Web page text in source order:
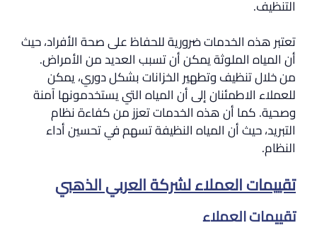
التنظيف.
تعتبر هذه الخدمات ضرورية للحفاظ على صحة الأفراد، حيث
أن المياه الملوثة يمكن أن تسبب العديد من الأمراض.
من خلال تنظيف وتطهير الخزانات بشكل دوري، يمكن
للعملاء الاطمئنان إلى أن المياه التي يستخدمونها آمنة
وصحية. كما أن هذه الخدمات تعزز من كفاءة نظام
التبريد، حيث أن المياه النظيفة تسهم في تحسين أداء
النظام.
تقييمات العملاء لشركة العربي الذهبي
تقييمات العملاء